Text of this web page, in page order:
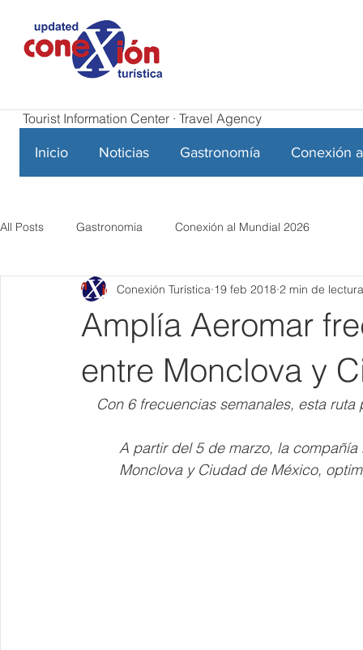
Tourist Information Center · Travel Agency
Inicio Noticias Gastronomía Conexión
All Posts Gastronomia Conexión al Mundial 2026
Amplía Aeromar
entre Monclova y
Conexión Turística 19 feb 2018 2 min de lectura
Con 6 frecuencias semanales, esta
A partir del 5 de marzo, la
Monclova y Ciudad de México,